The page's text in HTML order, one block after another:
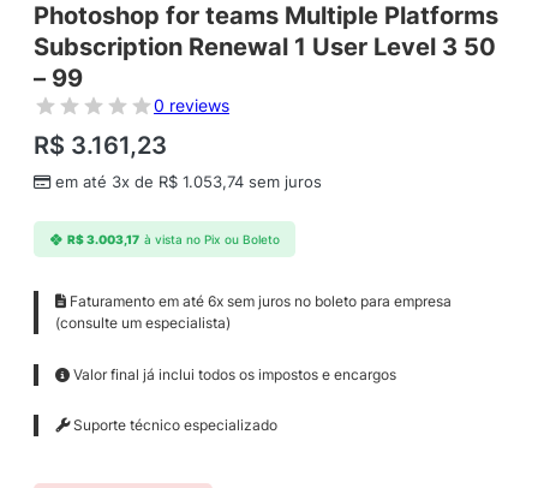
Photoshop for teams Multiple Platforms
Subscription Renewal 1 User Level 3 50
– 99
0 reviews
R$ 3.161,23
em até 3x de R$ 1.053,74 sem juros
R$3.003,17 à vista no Pix ou Boleto
Faturamento em até 6x sem juros no boleto para empresa
(consulte um especialista)
Valor final já inclui todos os impostos e encargos
Suporte técnico especializado